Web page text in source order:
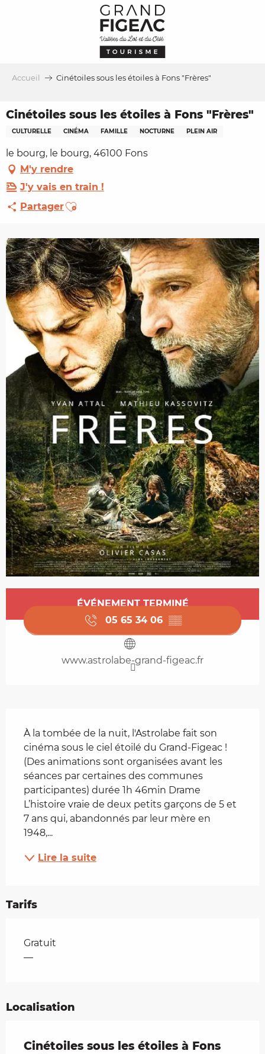
Accueil Cinétoiles sous les étoiles à Fons "Frères"
Cinétoiles sous les étoiles à Fons "Frères"
CULTURELLE CINÉMA FAMILLE NOCTURNE PLEIN AIR
le bourg, le bourg, 46100 Fons
M'y rendre
J'y vais en train !
PartagerAjouter aux favoris
Ouverture et coordonnées
ÉVÉNEMENT TERMINÉ
05 65 34 06 ▒▒
www.astrolabe-grand-figeac.fr
À la tombée de la nuit, l'Astrolabe fait son
cinéma sous le ciel étoilé du Grand-Figeac !
(Des animations sont organisées avant les
séances par certaines des communes
participantes) durée 1h 46min Drame
L’histoire vraie de deux petits garçons de 5 et
7 ans qui, abandonnés par leur mère en
1948,...
Lire la suite
Tarifs
Tarifs 2026
Gratuit
—
Localisation
Cinétoiles sous les étoiles à Fons